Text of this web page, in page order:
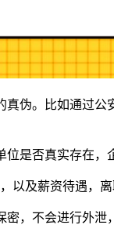
伪。比如通过
是否真实存在
以及薪资待遇，离
，不会进行外